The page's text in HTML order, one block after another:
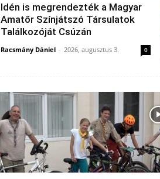
Idén is megrendezték a Magyar
Amatőr Színjátszó Társulatok
Találkozóját Csúzán
Racsmány Dániel - 2026, augusztus 3. 0